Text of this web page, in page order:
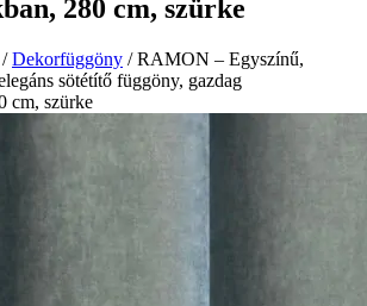
280 cm, szürke
/Dekorfüggöny / RAMON – Egyszínű,
sötétítő függöny, gazdag
cm, szürke